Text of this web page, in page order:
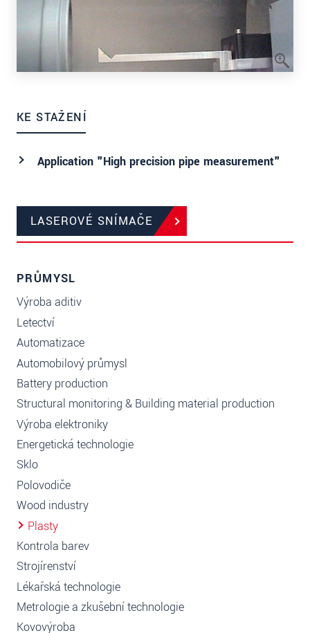
KE STAŽENÍ
Application "High precision pipe measurement"
LASEROVÉ SNÍMAČE
PRŮMYSL
Výroba aditiv
Letectví
Automatizace
Automobilový průmysl
Battery production
Structural monitoring & Building material production
Výroba elektroniky
Energetická technologie
Sklo
Polovodiče
Wood industry
Plasty
Kontrola barev
Strojírenství
Lékařská technologie
Metrologie a zkušební technologie
Kovovýroba